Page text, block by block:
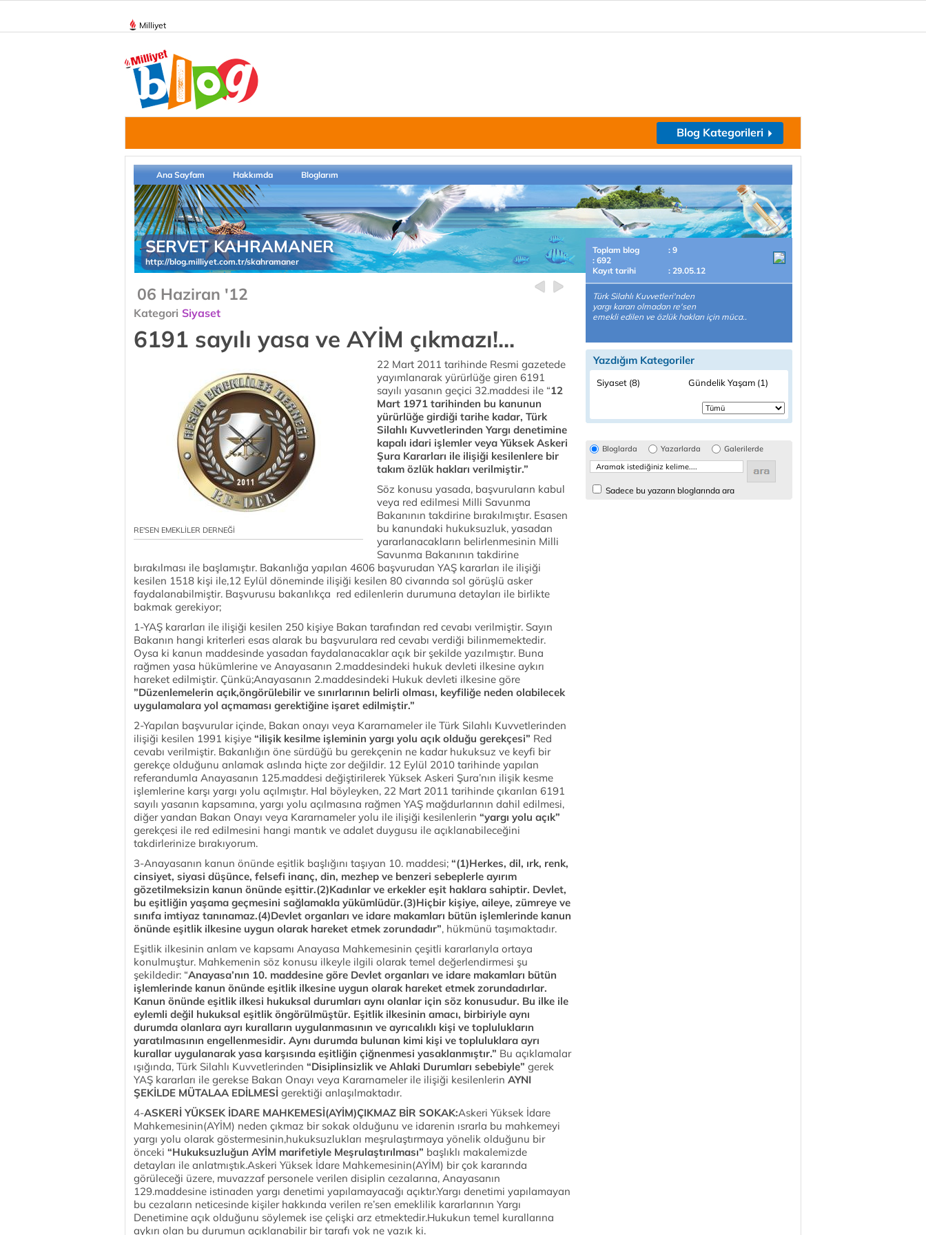
Milliyet
Blog Kategorileri
Ana Sayfam Hakkımda Bloglarım
SERVET KAHRAMANER
http://blog.milliyet.com.tr/skahramaner
06 Haziran '12
Kategori Siyaset
6191 sayılı yasa ve AYİM çıkmazı!...
RE'SEN EMEKLİLER DERNEĞİ
22 Mart 2011 tarihinde Resmi gazetede
yayımlanarak yürürlüğe giren 6191
sayılı yasanın geçici 32.maddesi ile “12
Mart 1971 tarihinden bu kanunun
yürürlüğe girdiği tarihe kadar, Türk
Silahlı Kuvvetlerinden Yargı denetimine
kapalı idari işlemler veya Yüksek Askeri
Şura Kararları ile ilişiği kesilenlere bir
takım özlük hakları verilmiştir.”
Söz konusu yasada, başvuruların kabul
veya red edilmesi Milli Savunma
Bakanının takdirine bırakılmıştır. Esasen
bu kanundaki hukuksuzluk, yasadan
yararlanacakların belirlenmesinin Milli
Savunma Bakanının takdirine
bırakılması ile başlamıştır. Bakanlığa yapılan 4606 başvurudan YAŞ kararları ile ilişiği
kesilen 1518 kişi ile,12 Eylül döneminde ilişiği kesilen 80 civarında sol görüşlü asker
faydalanabilmiştir. Başvurusu bakanlıkça red edilenlerin durumuna detayları ile birlikte
bakmak gerekiyor;
1-YAŞ kararları ile ilişiği kesilen 250 kişiye Bakan tarafından red cevabı verilmiştir. Sayın
Bakanın hangi kriterleri esas alarak bu başvurulara red cevabı verdiği bilinmemektedir.
Oysa ki kanun maddesinde yasadan faydalanacaklar açık bir şekilde yazılmıştır. Buna
rağmen yasa hükümlerine ve Anayasanın 2.maddesindeki hukuk devleti ilkesine aykırı
hareket edilmiştir. Çünkü;Anayasanın 2.maddesindeki Hukuk devleti ilkesine göre
”Düzenlemelerin açık,öngörülebilir ve sınırlarının belirli olması, keyfiliğe neden olabilecek
uygulamalara yol açmaması gerektiğine işaret edilmiştir.”
2-Yapılan başvurular içinde, Bakan onayı veya Kararnameler ile Türk Silahlı Kuvvetlerinden
ilişiği kesilen 1991 kişiye “ilişik kesilme işleminin yargı yolu açık olduğu gerekçesi” Red
cevabı verilmiştir. Bakanlığın öne sürdüğü bu gerekçenin ne kadar hukuksuz ve keyfi bir
gerekçe olduğunu anlamak aslında hiçte zor değildir. 12 Eylül 2010 tarihinde yapılan
referandumla Anayasanın 125.maddesi değiştirilerek Yüksek Askeri Şura’nın ilişik kesme
işlemlerine karşı yargı yolu açılmıştır. Hal böyleyken, 22 Mart 2011 tarihinde çıkarılan 6191
sayılı yasanın kapsamına, yargı yolu açılmasına rağmen YAŞ mağdurlarının dahil edilmesi,
diğer yandan Bakan Onayı veya Kararnameler yolu ile ilişiği kesilenlerin “yargı yolu açık”
gerekçesi ile red edilmesini hangi mantık ve adalet duygusu ile açıklanabileceğini
takdirlerinize bırakıyorum.
3-Anayasanın kanun önünde eşitlik başlığını taşıyan 10. maddesi; “(1)Herkes, dil, ırk, renk,
cinsiyet, siyasi düşünce, felsefi inanç, din, mezhep ve benzeri sebeplerle ayırım
gözetilmeksizin kanun önünde eşittir.(2)Kadınlar ve erkekler eşit haklara sahiptir. Devlet,
bu eşitliğin yaşama geçmesini sağlamakla yükümlüdür.(3)Hiçbir kişiye, aileye, zümreye ve
sınıfa imtiyaz tanınamaz.(4)Devlet organları ve idare makamları bütün işlemlerinde kanun
önünde eşitlik ilkesine uygun olarak hareket etmek zorundadır”, hükmünü taşımaktadır.
Eşitlik ilkesinin anlam ve kapsamı Anayasa Mahkemesinin çeşitli kararlarıyla ortaya
konulmuştur. Mahkemenin söz konusu ilkeyle ilgili olarak temel değerlendirmesi şu
şekildedir: “Anayasa’nın 10. maddesine göre Devlet organları ve idare makamları bütün
işlemlerinde kanun önünde eşitlik ilkesine uygun olarak hareket etmek zorundadırlar.
Kanun önünde eşitlik ilkesi hukuksal durumları aynı olanlar için söz konusudur. Bu ilke ile
eylemli değil hukuksal eşitlik öngörülmüştür. Eşitlik ilkesinin amacı, birbiriyle aynı
durumda olanlara ayrı kuralların uygulanmasının ve ayrıcalıklı kişi ve toplulukların
yaratılmasının engellenmesidir. Aynı durumda bulunan kimi kişi ve topluluklara ayrı
kurallar uygulanarak yasa karşısında eşitliğin çiğnenmesi yasaklanmıştır.” Bu açıklamalar
ışığında, Türk Silahlı Kuvvetlerinden “Disiplinsizlik ve Ahlaki Durumları sebebiyle” gerek
YAŞ kararları ile gerekse Bakan Onayı veya Kararnameler ile ilişiği kesilenlerin AYNI
ŞEKİLDE MÜTALAA EDİLMESİ gerektiği anlaşılmaktadır.
4-ASKERİ YÜKSEK İDARE MAHKEMESİ(AYİM)ÇIKMAZ BİR SOKAK:Askeri Yüksek İdare
Mahkemesinin(AYİM) neden çıkmaz bir sokak olduğunu ve idarenin ısrarla bu mahkemeyi
yargı yolu olarak göstermesinin,hukuksuzlukları meşrulaştırmaya yönelik olduğunu bir
önceki “Hukuksuzluğun AYİM marifetiyle Meşrulaştırılması” başlıklı makalemizde
detayları ile anlatmıştık.Askeri Yüksek İdare Mahkemesinin(AYİM) bir çok kararında
görüleceği üzere, muvazzaf personele verilen disiplin cezalarına, Anayasanın
129.maddesine istinaden yargı denetimi yapılamayacağı açıktır.Yargı denetimi yapılamayan
bu cezaların neticesinde kişiler hakkında verilen re’sen emeklilik kararlarının Yargı
Denetimine açık olduğunu söylemek ise çelişki arz etmektedir.Hukukun temel kurallarına
aykırı olan bu durumun açıklanabilir bir tarafı yok ne yazık ki.
Toplam blog
: 9
: 692
Kayıt tarihi
: 29.05.12
Türk Silahlı Kuvvetleri'nden
yargı kararı olmadan re'sen
emekli edilen ve özlük hakları için müca..
Yazdığım Kategoriler
Siyaset (8) Gündelik Yaşam (1)
Bloglarda Yazarlarda Galerilerde
Sadece bu yazarın bloglarında ara